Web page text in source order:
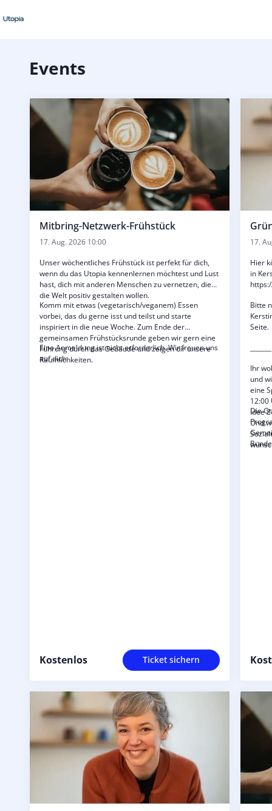
Events
Mitbring-Netzwerk-Frühstück
17. Aug. 2026 10:00
Unser wöchentliches Frühstück ist perfekt für dich,
wenn du das Utopia kennenlernen möchtest und Lust
hast, dich mit anderen Menschen zu vernetzen, die
die Welt positiv gestalten wollen.
Komm mit etwas (vegetarisch/veganem) Essen
vorbei, das du gerne isst und teilst und starte
inspiriert in die neue Woche. Zum Ende der
gemeinsamen Frühstücksrunde geben wir gern eine
Führung durch das Gebäude und zeigen dir unsere
Räumlichkeiten.
Eine Anmeldung ist nicht erforderlich. Wir freuen uns
auf dich.
Kostenlos Ticket sichern
17.
Hier
in
Bitte
Seite.
Ihr
und
eine
12:00
Idee
Und
Die